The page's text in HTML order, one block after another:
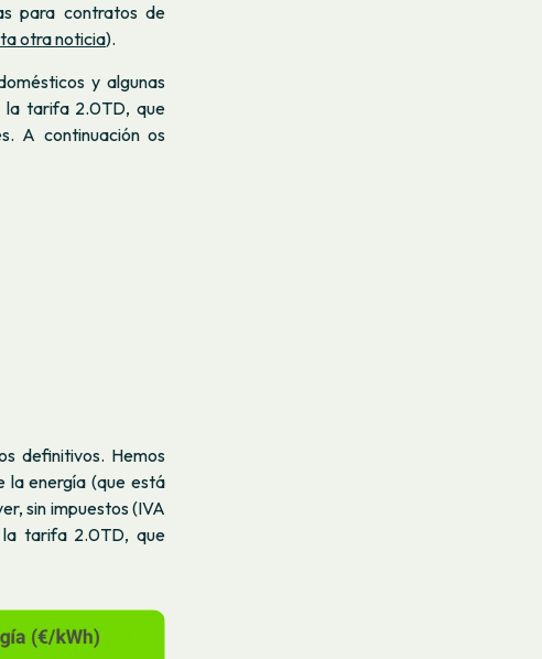
para contratos de
otra noticia).
y algunas
la tarifa 2.0TD, que
A continuación os
definitivos. Hemos
la energía (que está
sin impuestos (IVA
tarifa 2.0TD, que